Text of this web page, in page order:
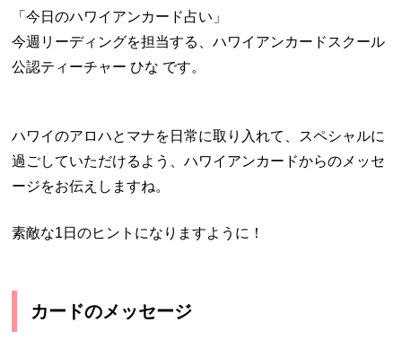
「今日のハワイアンカード占い」
今週リーディングを担当する、ハワイアンカードスクール
公認ティーチャー ひな です。
ハワイのアロハとマナを日常に取り入れて、スペシャルに
過ごしていただけるよう、ハワイアンカードからのメッセ
ージをお伝えしますね。
素敵な1日のヒントになりますように！
カードのメッセージ